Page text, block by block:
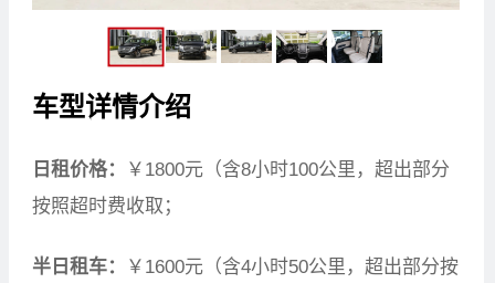
车型详情介绍
日租价格：
￥1800元（含8小时100公里，超出部分
按照超时费收取；
半日租车：
￥1600元（含4小时50公里，超出部分按